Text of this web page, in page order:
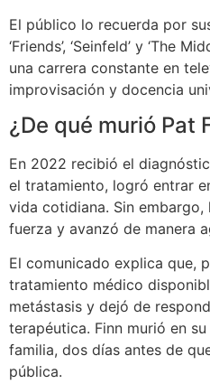
El público lo recuerda por
‘Friends’, ‘Seinfeld’ y ‘The
una carrera constante en
improvisación y docencia
¿De qué murió Pat
En 2022 recibió el
el tratamiento, logró entrar
vida cotidiana. Sin
fuerza y avanzó de manera
El comunicado explica que,
tratamiento médico
metástasis y dejó de
terapéutica. Finn murió en
familia, dos días antes de
pública.